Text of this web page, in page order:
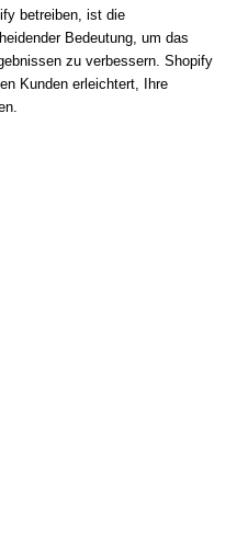
betreiben, ist die
Bedeutung, um das
zu verbessern. Shopify
Kunden erleichtert, Ihre